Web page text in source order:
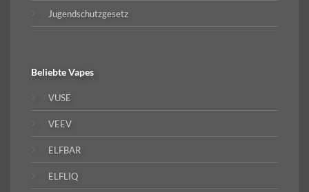
Jugendschutzgesetz
BeliebteVapes
VUSE
VEEV
ELFBAR
ELFLIQ